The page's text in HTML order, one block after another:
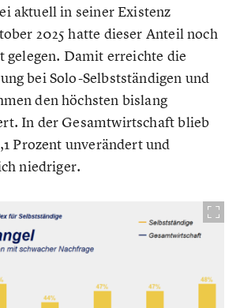
aktuell in seiner Existenz
2025 hatte dieser Anteil noch
gelegen. Damit erreichte die
bei Solo-Selbstständigen und
den höchsten bislang
In der Gesamtwirtschaft blieb
Prozent unverändert und
niedriger.